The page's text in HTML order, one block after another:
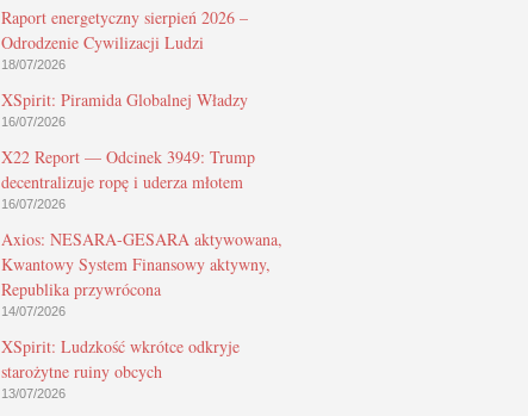
Raport energetyczny sierpień 2026 –
Odrodzenie Cywilizacji Ludzi
18/07/2026
XSpirit: Piramida Globalnej Władzy
16/07/2026
X22 Report — Odcinek 3949: Trump
decentralizuje ropę i uderza młotem
16/07/2026
Axios: NESARA-GESARA aktywowana,
Kwantowy System Finansowy aktywny,
Republika przywrócona
14/07/2026
XSpirit: Ludzkość wkrótce odkryje
starożytne ruiny obcych
13/07/2026